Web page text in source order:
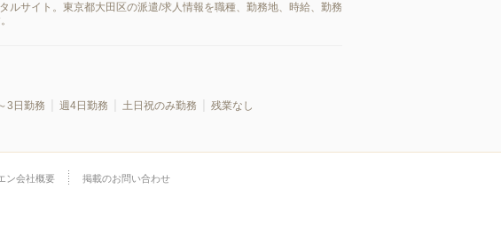
サイト。東京都大田区の派遣/求人情報を職種、勤務地、時給、勤務
3日勤務 週4日勤務 土日祝のみ勤務
残業なし
ン会社概要 掲載のお問い合わせ